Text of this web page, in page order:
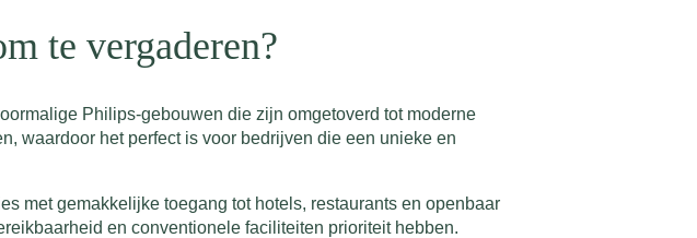
te vergaderen?
Philips-gebouwen die zijn omgetoverd tot moderne
waardoor het perfect is voor bedrijven die een unieke en
met gemakkelijke toegang tot hotels, restaurants en openbaar
en conventionele faciliteiten prioriteit hebben.